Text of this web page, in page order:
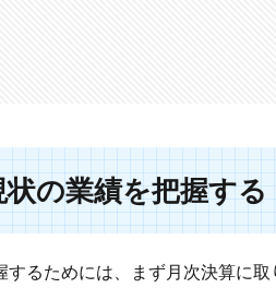
の業績を把握する
するためには、まず月次決算に